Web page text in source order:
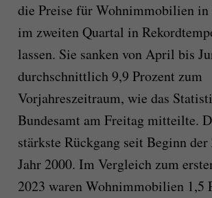
die Preise für Wohnimmobilien in
im zweiten Quartal in
lassen. Sie sanken von April bis
durchschnittlich 9,9 Prozent zum
Vorjahreszeitraum, wie das
Bundesamt am Freitag mitteilte.
stärkste Rückgang seit Beginn
Jahr 2000. Im Vergleich zum
2023 waren Wohnimmobilien 1,5